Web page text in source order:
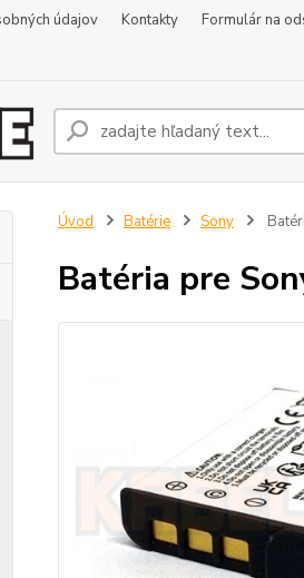
údajov Kontakty Formulár na
Úvod Batérie Sony
Batéria pre